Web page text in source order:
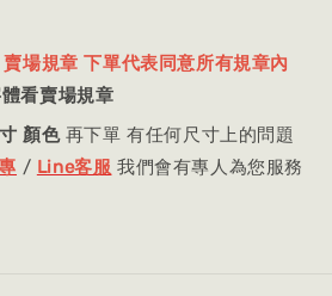
場規章 下單代表同意所有規章內
看賣場規章
顏色再下單 有任何尺寸上的問題
/ Line客服 我們會有專人為您服務